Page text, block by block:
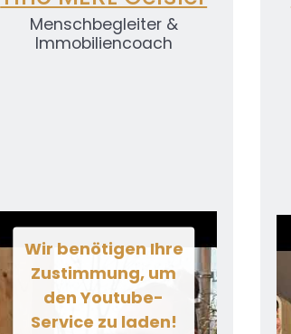
Menschbegleiter &
Immobiliencoach
Wir benötigen Ihre
Zustimmung, um
den Youtube-
Service zu laden!